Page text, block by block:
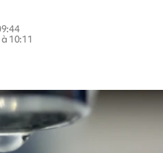
10:11